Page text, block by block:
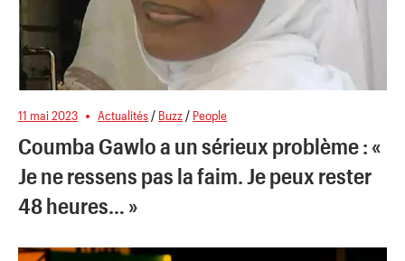
11 mai 2023 Actualités / Buzz / People
Coumba Gawlo a un sérieux problème : «
Je ne ressens pas la faim. Je peux rester
48 heures… »